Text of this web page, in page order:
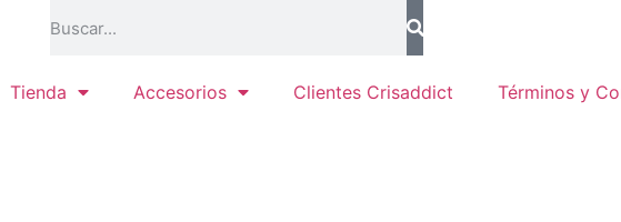
Tienda Accesorios Clientes Crisaddict Términos y